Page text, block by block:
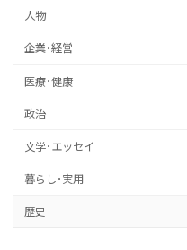
人物
企業･経営
医療･健康
政治
文学･エッセイ
暮らし･実用
歴史